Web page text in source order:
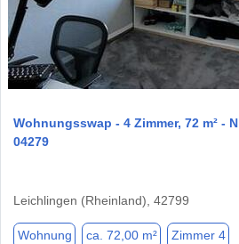
Wohnungsswap - 4 Zimmer, 72 m² -
04279
Leichlingen (Rheinland), 42799
Wohnung ca. 72,00 m² Zimmer 4